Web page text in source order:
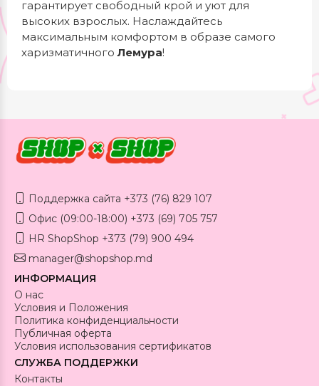
гарантирует свободный крой и уют для
высоких взрослых. Наслаждайтесь
максимальным комфортом в образе самого
харизматичногоЛемура!
Поддержка сайта +373 (76) 829 107
Офис (09:00-18:00) +373 (69) 705 757
HR ShopShop +373 (79) 900 494
manager@shopshop.md
ИНФОРМАЦИЯ
О нас
Условия и Положения
Политика конфиденциальности
Публичная оферта
Условия использования сертификатов
СЛУЖБА ПОДДЕРЖКИ
Контакты